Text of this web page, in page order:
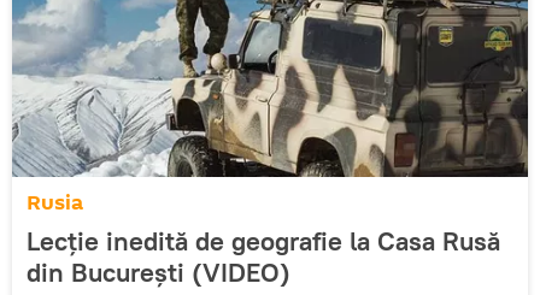
Rusia
Lecție inedită de geografie la Casa Rusă
din București (VIDEO)